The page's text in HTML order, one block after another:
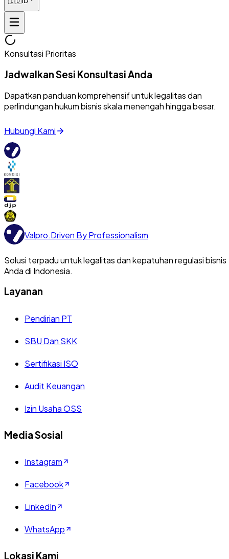
Konsultasi Prioritas
Jadwalkan Sesi Konsultasi Anda
Dapatkan panduan komprehensif untuk legalitas dan
perlindungan hukum bisnis skala menengah hingga besar.
Hubungi Kami
Valpro.Driven By Professionalism
Solusi terpadu untuk legalitas dan kepatuhan regulasi bisnis
Anda di Indonesia.
Layanan
Pendirian PT
SBU Dan SKK
Sertifikasi ISO
Audit Keuangan
Izin Usaha OSS
Media Sosial
Instagram
Facebook
LinkedIn
WhatsApp
Lokasi Kami